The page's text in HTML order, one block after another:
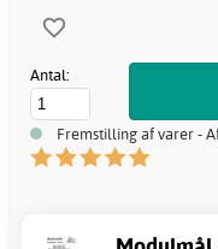
Antal:
Fremstilling af varer -